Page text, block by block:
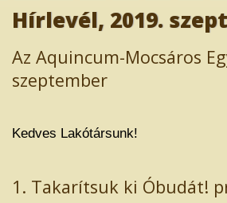
Hírlevél, 2019.
Az Aquincum-Mocsáros
szeptember
Kedves Lakótársunk!
1. Takarítsuk ki Óbudát!